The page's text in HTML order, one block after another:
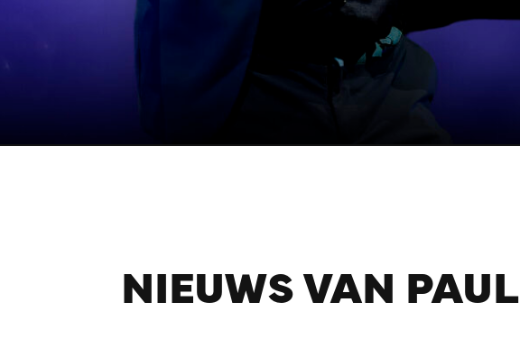
NIEUWS VAN PAUL